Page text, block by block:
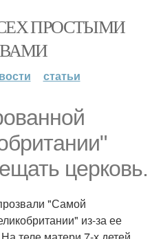
ПРОСТЫМИ
статьи
церковь.
"Самой
из-за ее